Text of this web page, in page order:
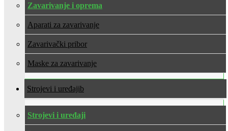
Zavarivanje i oprema
Aparati za zavarivanje
Zavarivački pribor
Maske za zavarivanje
Strojevi i uređaji
Strojevi i uređaji